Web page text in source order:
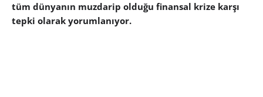
tüm dünyanın muzdarip olduğu finansal krize karşı
tepki olarak yorumlanıyor.